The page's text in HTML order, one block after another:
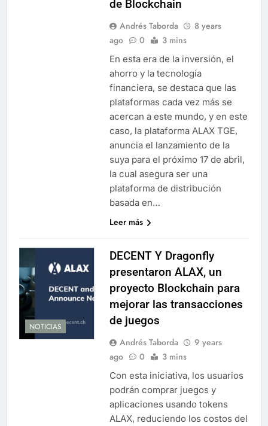
de Blockchain
Andrés Taborda
8 years
ago
0 3 mins
En esta era de la inversión, el
ahorro y la tecnología
financiera, se destaca que las
plataformas cada vez más se
acercan a este mundo, y en este
caso, la plataforma ALAX TGE,
anuncia el lanzamiento de la
suya para el próximo 17 de abril,
la cual asegura ser una
plataforma de distribución
basada en…
Leer más
NOTICIAS
DECENT Y Dragonfly
presentaron ALAX, un
proyecto Blockchain para
mejorar las transacciones
de juegos
Andrés Taborda
9 years
ago
0 3 mins
Con esta iniciativa, los usuarios
podrán comprar juegos y
aplicaciones usando tokens
ALAX, reduciendo los costos del